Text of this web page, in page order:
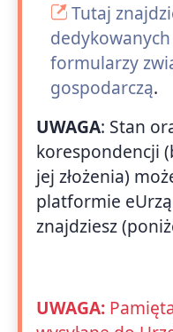
Tutaj
formularzy
gospodarczą.
UWAGA: Stan
korespondencji
jej złożenia)
platformie
znajdziesz
UWAGA: